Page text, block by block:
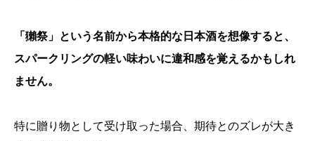
「獺祭」という名前から本格的な日本酒を想像すると、
スパークリングの軽い味わいに違和感を覚えるかもしれ
ません。
特に贈り物として受け取った場合、期待とのズレが大き